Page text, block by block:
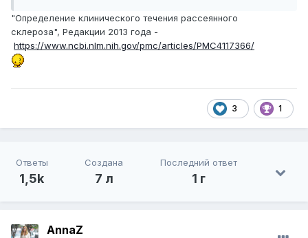
"Определение клинического течения рассеянного
склероза", Редакции 2013 года -
https://www.ncbi.nlm.nih.gov/pmc/articles/PMC4117366/
3 1
Ответы
1,5k
Создана
7 л
Последний ответ
1 г
AnnaZ